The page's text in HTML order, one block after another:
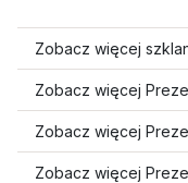
Zobacz więcej
Zobacz więcej
Zobacz więcej
Zobacz więcej